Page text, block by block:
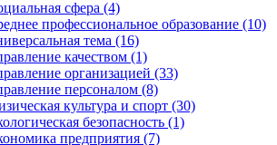
сфера (4)
профессиональное образование (10)
тема (16)
качеством (1)
организацией (33)
персоналом (8)
культура и спорт (30)
безопасность (1)
предприятия (7)